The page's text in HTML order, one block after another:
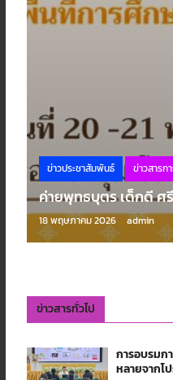
ข่าวประชาสัมพันธ์ ข่าวสารก
ค่ายพุทธบุตร เด็กดี ศ
18 พฤษภาคม 2026 admin
ข่าวสารทั่วไป
การอบรมก
หลายจากโ